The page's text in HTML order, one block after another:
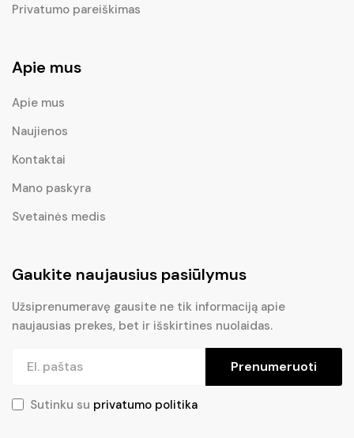
Privatumo pareiškimas
Apie mus
Apie mus
Naujienos
Kontaktai
Mano paskyra
Svetainės medis
Gaukite naujausius pasiūlymus
Užsiprenumeravę gausite ne tik informaciją apie
naujausias prekes, bet ir išskirtines nuolaidas.
Prenumeruoti
Sutinku su privatumo politika